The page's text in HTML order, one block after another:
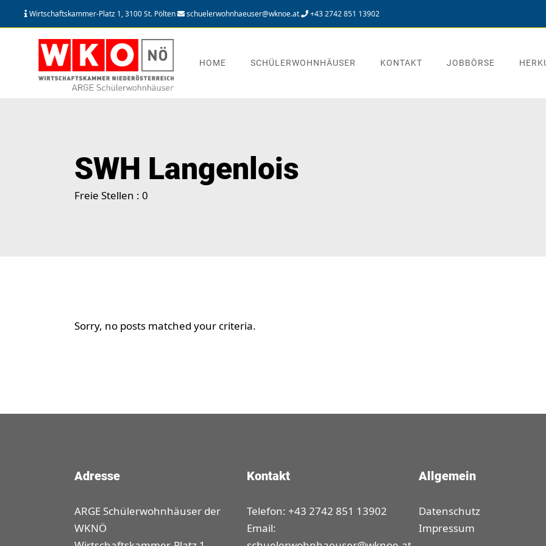
Wirtschaftskammer-Platz 1, 3100 St. Pölten schuelerwohnhaeuser@wknoe.at +43 2742 851 13902
HOME SCHÜLERWOHNHÄUSER KONTAKT JOBBÖRSE
SWH Langenlois
Freie Stellen : 0
Sorry, no posts matched your criteria.
Adresse
ARGE Schülerwohnhäuser der
WKNÖ
Kontakt
Telefon: +43 2742 851 13902
Email:
Allgemein
Datenschutz
Impressum